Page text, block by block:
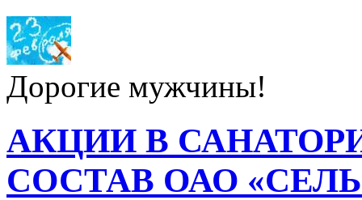
Дорогие мужчины!
АКЦИИ В
СОСТАВ ОАО